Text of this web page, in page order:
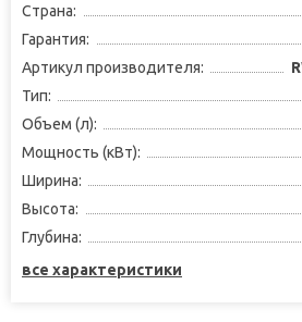
Страна:
Гарантия:
Артикул производителя:
Тип:
Объем (л):
Мощность (кВт):
Ширина:
Высота:
Глубина:
все характеристики